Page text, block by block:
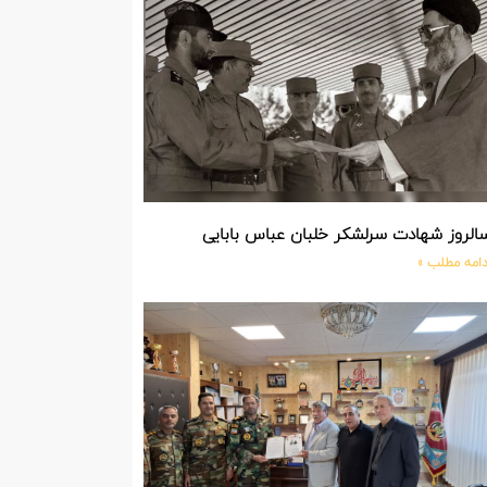
شهادت سرلشکر خلبان عباس بابایی
مطلب »